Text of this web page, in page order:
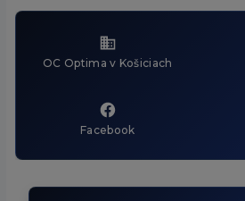
OC Optima v Košiciach
Facebook